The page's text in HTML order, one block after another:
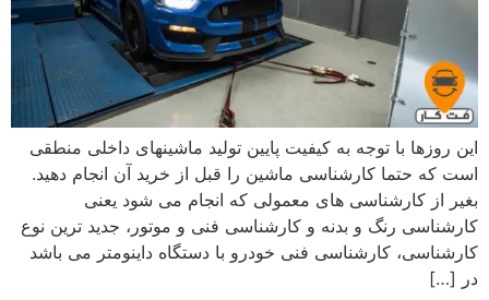
این روزها با توجه به کیفیت پایین تولید ماشینهای داخلی منطقی
است که حتما کارشناسی ماشین را قبل از خرید آن انجام دهید.
بغیر از کارشناسی های معمولی که انجام می شود یعنی
کارشناسی رنگ و بدنه و کارشناسی فنی و موتور، جدید ترین نوع
کارشناسی، کارشناسی فنی خودرو با دستگاه داینومتر می باشد
در […]